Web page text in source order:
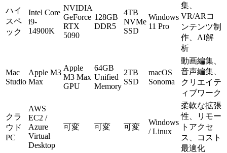
ハイ
スペ
ック
Intel Core
i9-
14900K
NVIDIA
GeForce
RTX
5090
128GB
DDR5
4TB
NVMe
SSD
Windows
11 Pro
集、
VR/ARコ
ンテンツ制
作、AI解
析
Mac
Studio
Apple M3
Max
Apple
M3 Max
GPU
64GB
Unified
Memory
2TB
SSD
macOS
Sonoma
動画編集、
音声編集、
クリエイテ
ィブワーク
クラ
ウド
PC
AWS
EC2 /
Azure
Virtual
Desktop
可変 可変 可変
Windows
/ Linux
柔軟な拡張
性、リモー
トアクセ
ス、コスト
最適化